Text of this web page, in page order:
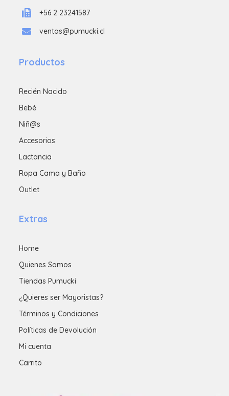
+56 2 23241587
ventas@pumucki.cl
Productos
Recién Nacido
Bebé
Niñ@s
Accesorios
Lactancia
Ropa Cama y Baño
Outlet
Extras
Home
Quienes Somos
Tiendas Pumucki
¿Quieres ser Mayoristas?
Términos y Condiciones
Políticas de Devolución
Mi cuenta
Carrito